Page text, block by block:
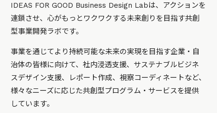
IDEAS FOR GOOD Business Design Labは、アクションを
連鎖させ、心がもっとワクワクする未来創りを目指す共創
型事業開発ラボです。
事業を通じてより持続可能な未来の実現を目指す企業・自
治体の皆様に向けて、社内浸透支援、サステナブルビジネ
スデザイン支援、レポート作成、視察コーディネートなど、
様々なニーズに応じた共創型プログラム・サービスを提供
しています。